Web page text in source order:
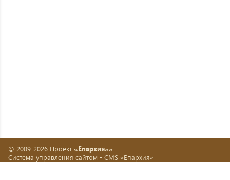
© 2009-2026 Проект «Епархия»»
Система управления сайтом - CMS «Епархия»